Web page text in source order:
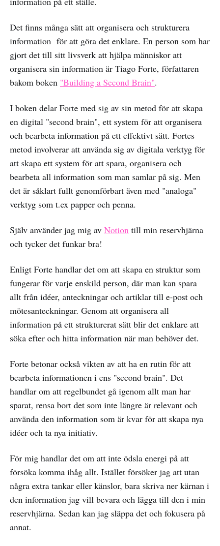
Det finns många sätt att organisera och strukturera
information för att göra det enklare. En person som har
gjort det till sitt livsverk att hjälpa människor att
organisera sin information är Tiago Forte, författaren
bakom boken "Building a Second Brain".
I boken delar Forte med sig av sin metod för att skapa
en digital "second brain", ett system för att organisera
och bearbeta information på ett effektivt sätt. Fortes
metod involverar att använda sig av digitala verktyg för
att skapa ett system för att spara, organisera och
bearbeta all information som man samlar på sig. Men
det är såklart fullt genomförbart även med "analoga"
verktyg som t.ex papper och penna.
Själv använder jag mig av Notion till min reservhjärna
och tycker det funkar bra!
Enligt Forte handlar det om att skapa en struktur som
fungerar för varje enskild person, där man kan spara
allt från idéer, anteckningar och artiklar till e-post och
mötesanteckningar. Genom att organisera all
information på ett strukturerat sätt blir det enklare att
söka efter och hitta information när man behöver det.
Forte betonar också vikten av att ha en rutin för att
bearbeta informationen i ens "second brain". Det
handlar om att regelbundet gå igenom allt man har
sparat, rensa bort det som inte längre är relevant och
använda den information som är kvar för att skapa nya
idéer och ta nya initiativ.
För mig handlar det om att inte ödsla energi på att
försöka komma ihåg allt. Istället försöker jag att utan
några extra tankar eller känslor, bara skriva ner kärnan i
den information jag vill bevara och lägga till den i min
reservhjärna. Sedan kan jag släppa det och fokusera på
annat.